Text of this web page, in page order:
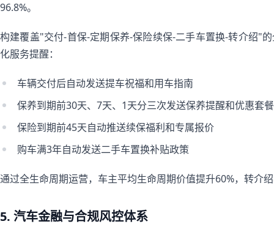
96.8%。
构建覆盖"交付-首保-定期保养-保险续保-二手车置换-转介绍"
化服务提醒：
车辆交付后自动发送提车祝福和用车指南
保养到期前30天、7天、1天分三次发送保养提醒和优惠套餐
保险到期前45天自动推送续保福利和专属报价
购车满3年自动发送二手车置换补贴政策
通过全生命周期运营，车主平均生命周期价值提升60%，转介
5. 汽车金融与合规风控体系